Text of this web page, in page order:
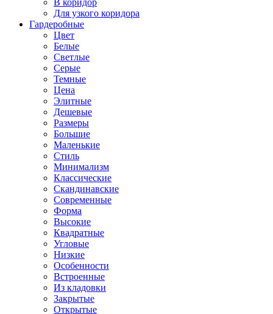
В коридор
Для узкого коридора
Гардеробные
Цвет
Белые
Светлые
Серые
Темные
Цена
Элитные
Дешевые
Размеры
Большие
Маленькие
Стиль
Минимализм
Классические
Скандинавские
Современные
Форма
Высокие
Квадратные
Угловые
Низкие
Особенности
Встроенные
Из кладовки
Закрытые
Открытые